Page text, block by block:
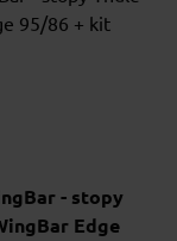
- stopy
Edge